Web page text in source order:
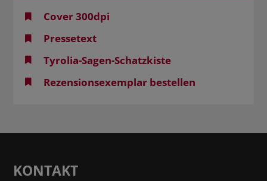
Cover 300dpi
Pressetext
Tyrolia-Sagen-Schatzkiste
Rezensionsexemplar bestellen
KONTAKT